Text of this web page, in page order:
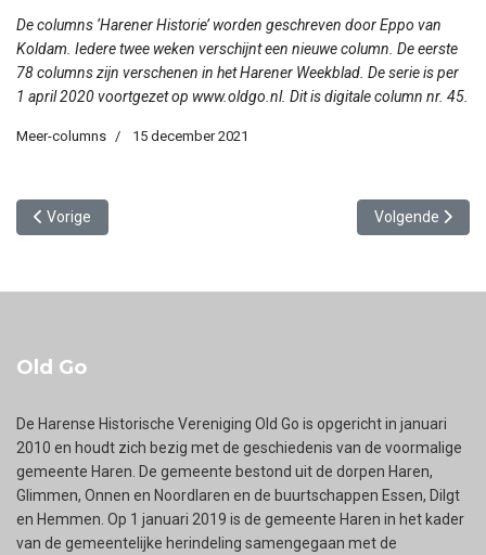
De columns ‘Harener Historie’ worden geschreven door Eppo van
Koldam. Iedere twee weken verschijnt een nieuwe column. De eerste
78 columns zijn verschenen in het Harener Weekblad. De serie is per
1 april 2020 voortgezet op www.oldgo.nl. Dit is digitale column nr. 45.
Meer-columns 15 december 2021
Vorig artikel: Garage Postema en slager Kamps
Vorige Volgende
Volgende
Old Go
De Harense Historische Vereniging Old Go is opgericht in januari
2010 en houdt zich bezig met de geschiedenis van de voormalige
gemeente Haren. De gemeente bestond uit de dorpen Haren,
Glimmen, Onnen en Noordlaren en de buurtschappen Essen, Dilgt
en Hemmen. Op 1 januari 2019 is de gemeente Haren in het kader
van de gemeentelijke herindeling samengegaan met de